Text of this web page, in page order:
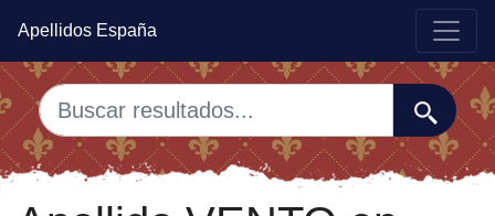
Apellidos España